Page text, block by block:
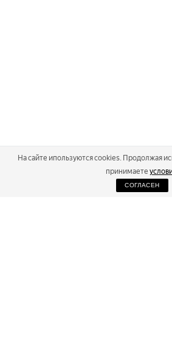
2026
На сайте ипользуются cookies. Продолжая
принимаете
СОГЛАСЕН